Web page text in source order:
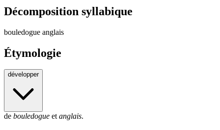
Décomposition syllabique
bouledogue anglais
Étymologie
développer
de bouledogue etanglais.